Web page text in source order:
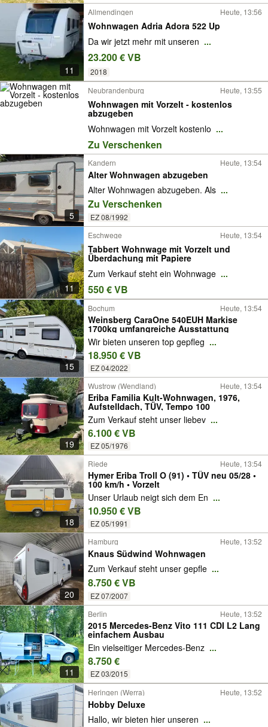
11
Allmendingen Heute, 13:56
Wohnwagen Adria Adora 522 Up
Da wir jetzt mehr mit unseren ...
23.200 € VB
2018
Neubrandenburg
Heute, 13:55
Wohnwagen mit Vorzelt - kostenlos
abzugeben
Wohnwagen mit Vorzelt kostenlo ...
Zu Verschenken
5
Kandern Heute, 13:54
Alter Wohnwagen abzugeben
Alter Wohnwagen abzugeben. Als ...
Zu Verschenken
EZ 08/1992
11
Eschwege Heute, 13:54
Tabbert Wohnwage mit Vorzelt und
Überdachung mit Papiere
Zum Verkauf steht ein Wohnwage ...
550 € VB
15
Bochum Heute, 13:54
Weinsberg CaraOne 540EUH Markise
1700kg umfangreiche Ausstattung
Wir bieten unseren top gepfleg ...
18.950 € VB
EZ 04/2022
19
Wustrow (Wendland) Heute, 13:54
Eriba Familia Kult-Wohnwagen, 1976,
Aufstelldach, TÜV, Tempo 100
Zum Verkauf steht unser liebev ...
6.100 € VB
EZ 05/1976
18
Riede Heute, 13:54
Hymer Eriba Troll O (91) • TÜV neu 05/28 •
100 km/h • Vorzelt
Unser Urlaub neigt sich dem En ...
10.950 € VB
EZ 05/1991
20
Hamburg Heute, 13:52
Knaus Südwind Wohnwagen
Zum Verkauf steht unser gepfle ...
8.750 € VB
EZ 07/2007
11
Berlin Heute, 13:52
2015 Mercedes-Benz Vito 111 CDI L2 Lang
einfachem Ausbau
Ein vielseitiger Mercedes-Benz ...
8.750 €
EZ 03/2015
Heringen (Werra)
Heute, 13:52
Hobby Deluxe
Hallo, wir bieten hier unseren ...